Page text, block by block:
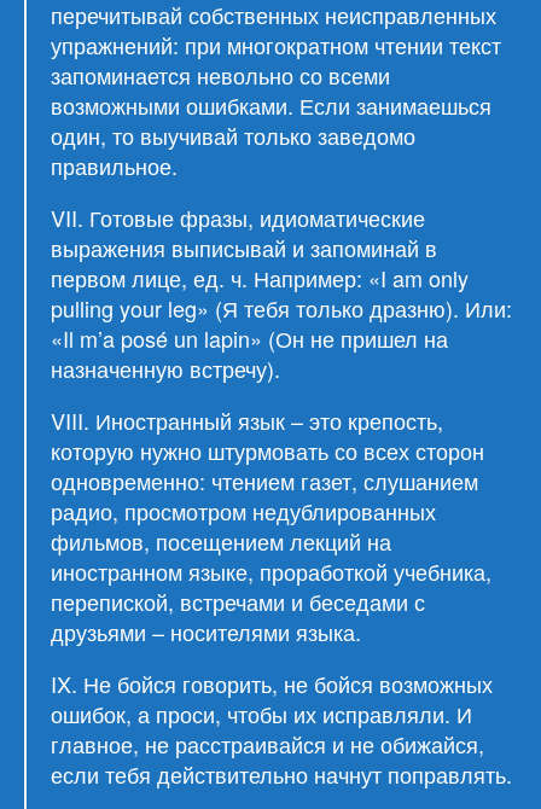
перечитывай собственных неисправленных
упражнений: при многократном чтении текст
запоминается невольно со всеми
возможными ошибками. Если занимаешься
один, то выучивай только заведомо
правильное.
VII. Готовые фразы, идиоматические
выражения выписывай и запоминай в
первом лице, ед. ч. Например: «I am only
pulling your leg» (Я тебя только дразню). Или:
«Il m’a posé un lapin» (Он не пришел на
назначенную встречу).
VIII. Иностранный язык – это крепость,
которую нужно штурмовать со всех сторон
одновременно: чтением газет, слушанием
радио, просмотром недублированных
фильмов, посещением лекций на
иностранном языке, проработкой учебника,
перепиской, встречами и беседами с
друзьями – носителями языка.
IX. Не бойся говорить, не бойся возможных
ошибок, а проси, чтобы их исправляли. И
главное, не расстраивайся и не обижайся,
если тебя действительно начнут поправлять.